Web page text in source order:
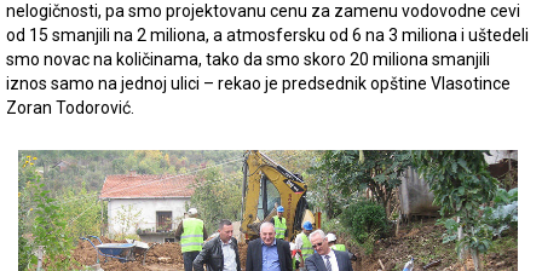
nelogičnosti, pa smo projektovanu cenu za zamenu vodovodne cevi
od 15 smanjili na 2 miliona, a atmosfersku od 6 na 3 miliona i uštedeli
smo novac na količinama, tako da smo skoro 20 miliona smanjili
iznos samo na jednoj ulici – rekao je predsednik opštine Vlasotince
Zoran Todorović.